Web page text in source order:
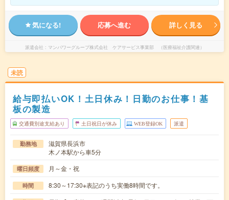
気になる! 応募へ進む 詳しく見る
派遣会社 マンパワーグループ株式会社 ケアサービス事業部 （医療福祉介護関連）
未読
給与即払いOK！土日休み！日勤のお仕事！基
板の製造
交通費別途支給あり 土日祝日が休み WEB登録OK 派遣
勤務地
滋賀県長浜市
木ノ本駅から車5分
曜日頻度 月～金・祝
時間 8:30～17:30※表記のうち実働8時間です。